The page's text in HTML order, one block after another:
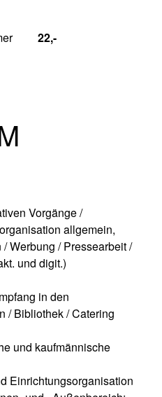
22,-
Vorgänge /
allgemein,
Werbung / Pressearbeit /
und digit.)
in den
/ Bibliothek / Catering
und kaufmännische
Einrichtungsorganisation